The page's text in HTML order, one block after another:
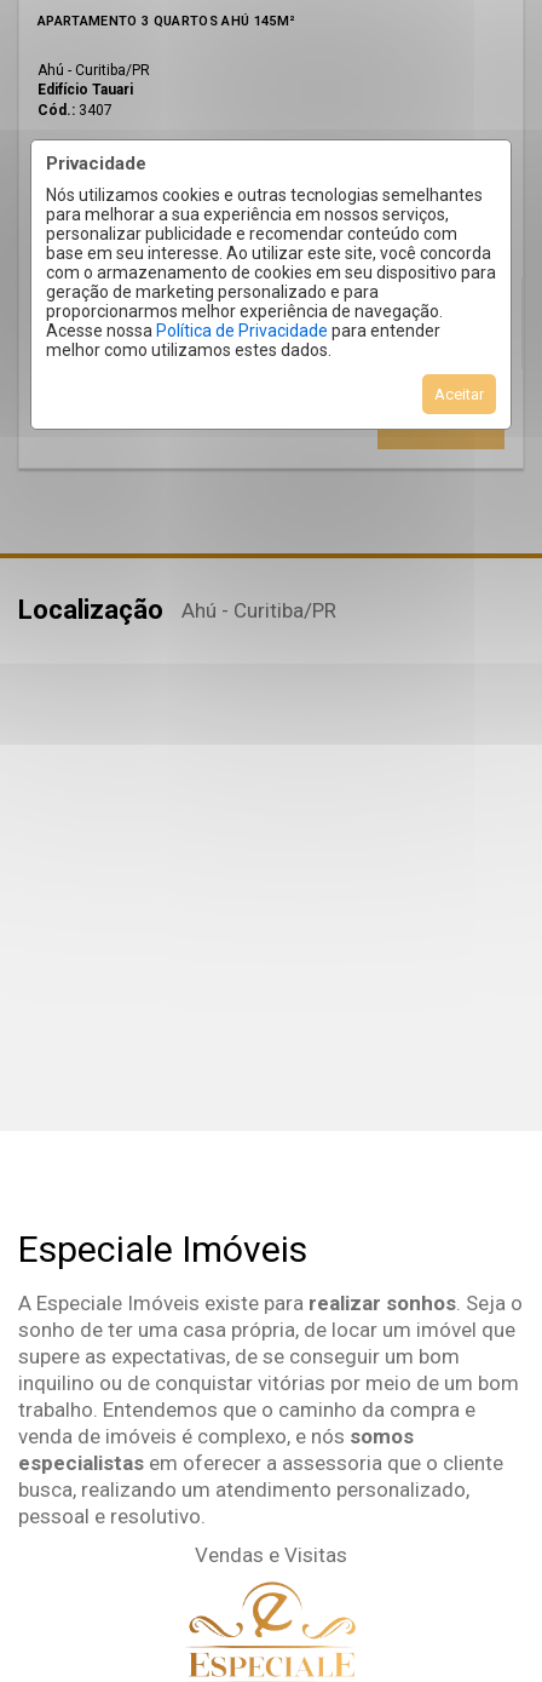
Privacidade
Nós utilizamos cookies e outras tecnologias semelhantes
para melhorar a sua experiência em nossos serviços,
personalizar publicidade e recomendar conteúdo com
base em seu interesse. Ao utilizar este site, você concorda
com o armazenamento de cookies em seu dispositivo para
geração de marketing personalizado e para
proporcionarmos melhor experiência de navegação.
Acesse nossa Política de Privacidade para entender
melhor como utilizamos estes dados.
Aceitar
APARTAMENTO 3 QUARTOS AHÚ 145M²
Ahú - Curitiba/PR
Edifício Tauari
Cód.: 3407
+ Condomínio R$ 700,01
+ IPTU R$ 221,60
3
Quartos
1
Suíte
2
Vagas
145
Localização Ahú - Curitiba/PR
Especiale Imóveis
A Especiale Imóveis existe para realizar sonhos. Seja o
sonho de ter uma casa própria, de locar um imóvel que
supere as expectativas, de se conseguir um bom
inquilino ou de conquistar vitórias por meio de um bom
trabalho. Entendemos que o caminho da compra e
venda de imóveis é complexo, e nós somos
especialistas em oferecer a assessoria que o cliente
busca, realizando um atendimento personalizado,
pessoal e resolutivo.
Vendas e Visitas